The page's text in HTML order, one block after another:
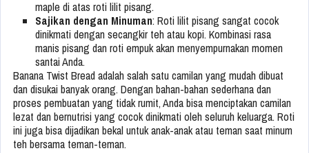
maple di atas roti lilit pisang.
Sajikan dengan Minuman: Roti lilit pisang sangat cocok
dinikmati dengan secangkir teh atau kopi. Kombinasi rasa
manis pisang dan roti empuk akan menyempurnakan momen
santai Anda.
Banana Twist Bread adalah salah satu camilan yang mudah dibuat
dan disukai banyak orang. Dengan bahan-bahan sederhana dan
proses pembuatan yang tidak rumit, Anda bisa menciptakan camilan
lezat dan bernutrisi yang cocok dinikmati oleh seluruh keluarga. Roti
ini juga bisa dijadikan bekal untuk anak-anak atau teman saat minum
teh bersama teman-teman.